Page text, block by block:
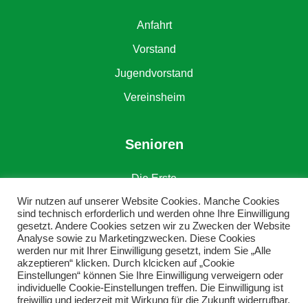
Anfahrt
Vorstand
Jugendvorstand
Vereinsheim
Senioren
Die Erste
Die Zweite
Alte Herren
Wir nutzen auf unserer Website Cookies. Manche Cookies
sind technisch erforderlich und werden ohne Ihre Einwilligung
gesetzt. Andere Cookies setzen wir zu Zwecken der Website
Analyse sowie zu Marketingzwecken. Diese Cookies
werden nur mit Ihrer Einwilligung gesetzt, indem Sie „Alle
akzeptieren“ klicken. Durch klcicken auf „Cookie
Einstellungen“ können Sie Ihre Einwilligung verweigern oder
individuelle Cookie-Einstellungen treffen. Die Einwilligung ist
freiwillig und jederzeit mit Wirkung für die Zukunft widerrufbar.